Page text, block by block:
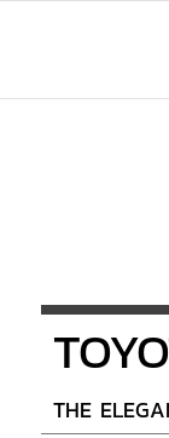
THE